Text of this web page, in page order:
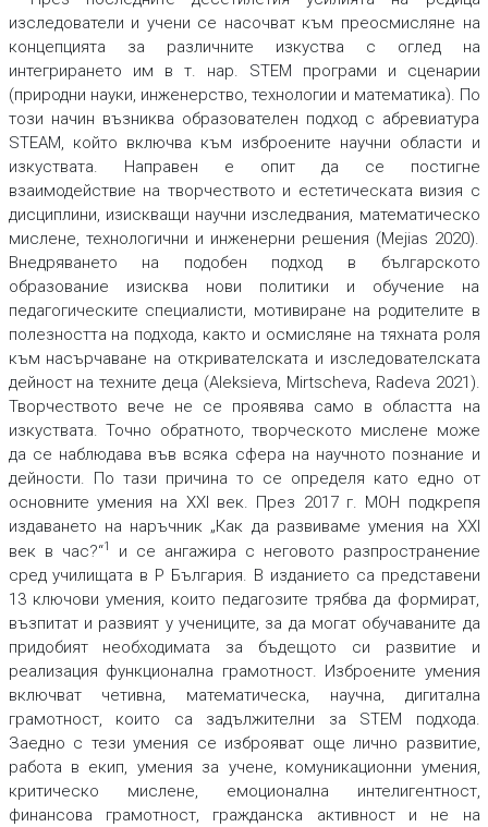
изследователи и учени се насочват към преосмисляне на
концепцията за различните изкуства с оглед на
интегрирането им в т. нар. STEM програми и сценарии
(природни науки, инженерство, технологии и математика). По
този начин възниква образователен подход с абревиатура
STEAM, който включва към изброените научни области и
изкуствата. Направен е опит да се постигне
взаимодействие на творчеството и естетическата визия с
дисциплини, изискващи научни изследвания, математическо
мислене, технологични и инженерни решения (Mejias 2020).
Внедряването на подобен подход в българското
образование изисква нови политики и обучение на
педагогическите специалисти, мотивиране на родителите в
полезността на подхода, както и осмисляне на тяхната роля
към насърчаване на откривателската и изследователската
дейност на техните деца (Aleksieva, Mirtscheva, Radeva 2021).
Творчеството вече не се проявява само в областта на
изкуствата. Точно обратното, творческото мислене може
да се наблюдава във всяка сфера на научното познание и
дейности. По тази причина то се определя като едно от
основните умения на XXI век. През 2017 г. МОН подкрепя
издаването на наръчник „Как да развиваме умения на XXI
век в час?“1
и се ангажира с неговото разпространение
сред училищата в Р България. В изданието са представени
13 ключови умения, които педагозите трябва да формират,
възпитат и развият у учениците, за да могат обучаваните да
придобият необходимата за бъдещото си развитие и
реализация функционална грамотност. Изброените умения
включват четивна, математическа, научна, дигитална
грамотност, които са задължителни за STEM подхода.
Заедно с тези умения се изброяват още лично развитие,
работа в екип, умения за учене, комуникационни умения,
критическо мислене, емоционална интелигентност,
финансова грамотност, гражданска активност и не на